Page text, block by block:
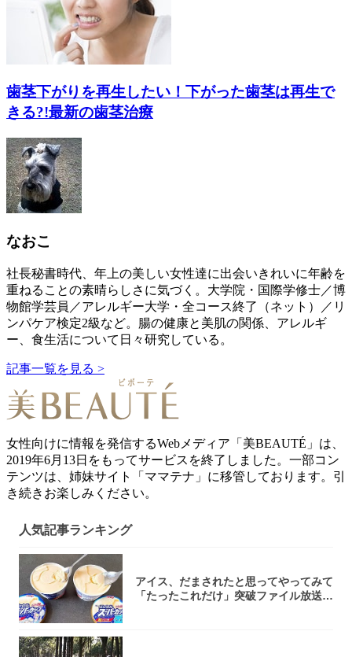
歯茎下がりを再生したい！下がった歯茎は再生で
きる?!最新の歯茎治療
なおこ
社長秘書時代、年上の美しい女性達に出会いきれいに年齢を
重ねることの素晴らしさに気づく。大学院・国際学修士／博
物館学芸員／アレルギー大学・全コース終了（ネット）／リ
ンパケア検定2級など。腸の健康と美肌の関係、アレルギ
ー、食生活について日々研究している。
記事一覧を見る >
女性向けに情報を発信するWebメディア「美BEAUTÉ」は、
2019年6月13日をもってサービスを終了しました。一部コン
テンツは、姉妹サイト「ママテナ」に移管しております。引
き続きお楽しみください。
人気記事ランキング
アイス、だまされたと思ってやってみて
「たったこれだけ」突破ファイル放送で